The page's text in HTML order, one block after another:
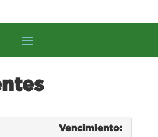
Vencimiento: